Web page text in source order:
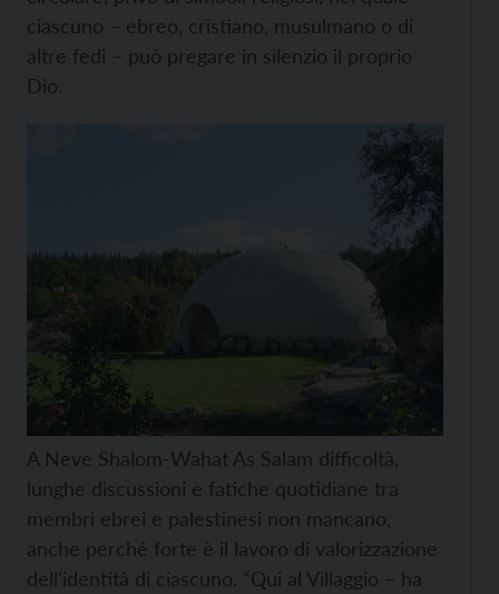
ciascuno – ebreo, cristiano, musulmano o di
altre fedi – può pregare in silenzio il proprio
Dio.
A Neve Shalom-Wahat As Salam difficoltà,
lunghe discussioni e fatiche quotidiane tra
membri ebrei e palestinesi non mancano,
anche perché forte è il lavoro di valorizzazione
dell'identità di ciascuno. “Qui al Villaggio – ha